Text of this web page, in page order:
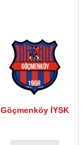
Göçmenköy İYSK